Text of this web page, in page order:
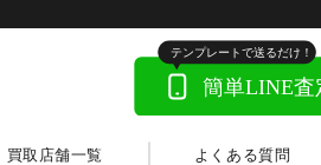
買取店舗一覧 よくある質問